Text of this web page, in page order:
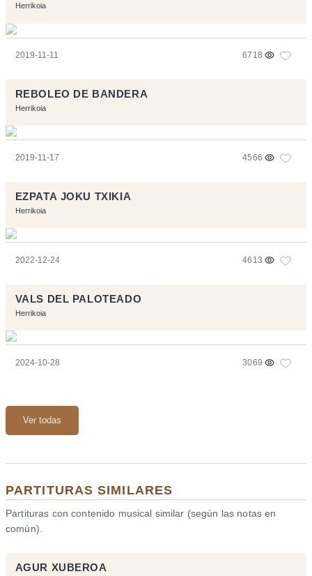
Herrikoia
2019-11-11 6718
REBOLEO DE BANDERA
Herrikoia
2019-11-17 4566
EZPATA JOKU TXIKIA
Herrikoia
2022-12-24 4613
VALS DEL PALOTEADO
Herrikoia
2024-10-28 3069
Ver todas
PARTITURAS SIMILARES
Partituras con contenido musical similar (según las notas en
común).
AGUR XUBEROA